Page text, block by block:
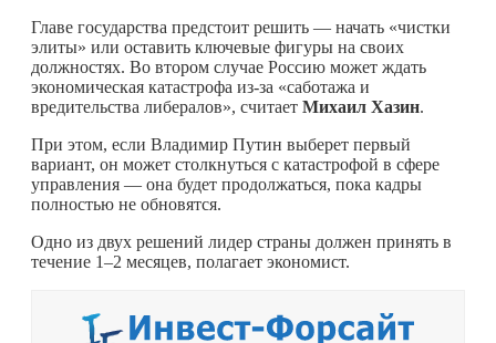
Главе государства предстоит решить — начать «чистки
элиты» или оставить ключевые фигуры на своих
должностях. Во втором случае Россию может ждать
экономическая катастрофа из-за «саботажа и
вредительства либералов», считает Михаил Хазин.
При этом, если Владимир Путин выберет первый
вариант, он может столкнуться с катастрофой в сфере
управления — она будет продолжаться, пока кадры
полностью не обновятся.
Одно из двух решений лидер страны должен принять в
течение 1–2 месяцев, полагает экономист.